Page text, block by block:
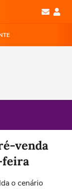
venda
feira
o cenário